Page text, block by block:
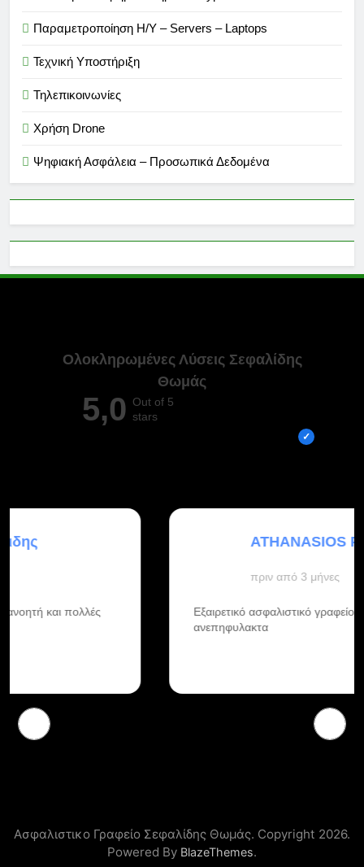
Παραμετροποίηση Η/Υ – Servers – Laptops
Τεχνική Υποστήριξη
Τηλεπικοινωνίες
Χρήση Drone
Ψηφιακή Ασφάλεια – Προσωπικά Δεδομένα
Ολοκληρωμένες Λύσεις Σεφαλίδης
Θωμάς
5,0 Out of 5
stars
ATHANASIOS PLAKAROS
Εξαιρετικό ασφαλιστικό γραφείο το συνηστω
Ασφαλιστικο Γραφείο Σεφαλίδης Θωμάς. Copyright 2026.
Powered By BlazeThemes.